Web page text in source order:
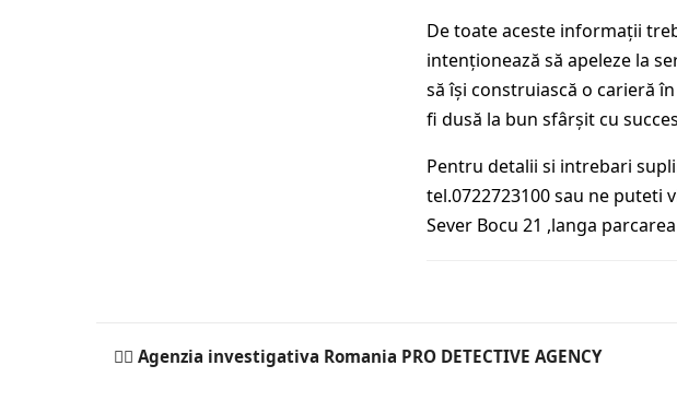
De toate aceste informații
intenționează să apeleze la
să își construiască o carieră
fi dusă la bun sfârșit cu
Pentru detalii si intrebari
tel.0722723100 sau ne puteti
Sever Bocu 21 ,langa
🕵️‍♂ Agenzia investigativa Romania PRO DETECTIVE AGENCY